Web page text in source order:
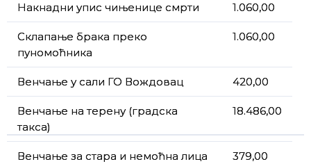
Накнадни упис чињенице смрти 1.060,00
Склапање брака преко
пуномоћника
1.060,00
Венчање у сали ГО Вождовац 420,00
Венчање на терену (градска
такса)
18.486,00
Венчање за стара и немоћна лица
379,00